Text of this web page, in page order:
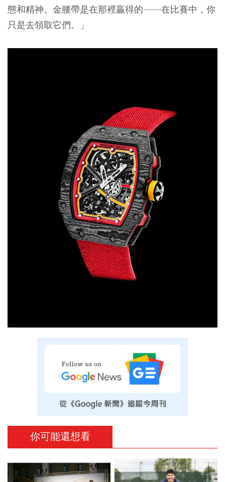
態和精神。金腰帶是在那裡贏得的——在比賽中，你
只是去領取它們。」
你可能還想看